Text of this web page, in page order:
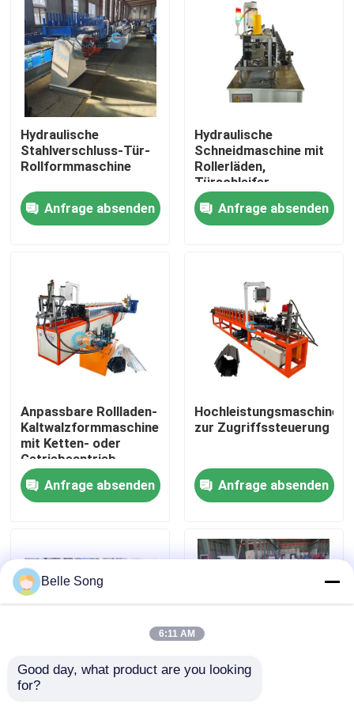
Produkte
Über uns
Fabrik-Ausflug
Qualitätskontrolle
Treten Sie mit uns in Verbindung
Fälle
Hydraulische
Stahlverschluss-Tür-
Rollformmaschine
Anfrage absenden
Hydraulische
Schneidmaschine mit
Rollerläden,
Türschleifer,
Stahlrollenformmaschine
PLC Anfrage absenden
Anpassbare Rollladen-
Kaltwalzformmaschine
mit Ketten- oder
Getriebeantrieb
Anfrage absenden
Hochleistungsmaschine
zur Zugriffssteuerung
Anfrage absenden
Kundengebundene PU-
Belle Song
6:11 AM
Good day, what product are you looking
for?